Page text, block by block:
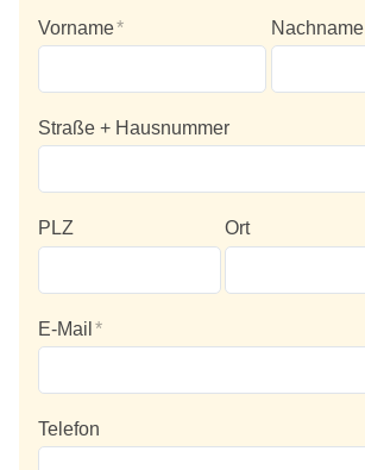
Vorname* Nachname
Straße + Hausnummer
PLZ Ort
E-Mail *
Telefon